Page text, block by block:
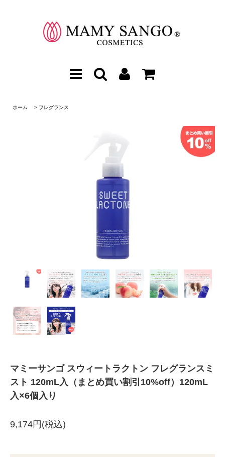
ホーム > フレグランス
マミーサンゴ スウィートラクトン フレグランスミ
スト 120mL入（まとめ買い割引10%off）120mL
入×6個入り
9,174円(税込)